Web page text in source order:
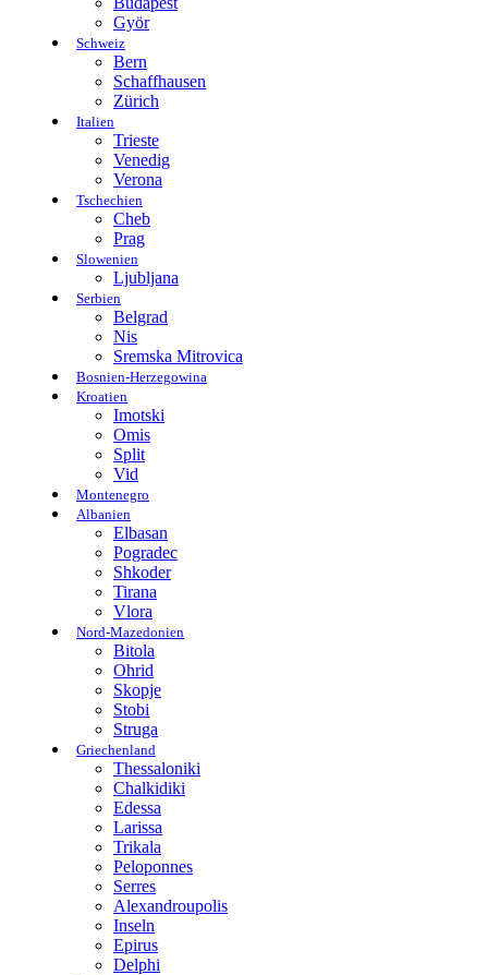
Györ
Schweiz
Bern
Schaffhausen
Zürich
Italien
Trieste
Venedig
Verona
Tschechien
Cheb
Prag
Slowenien
Ljubljana
Serbien
Belgrad
Nis
Sremska Mitrovica
Bosnien-Herzegowina
Kroatien
Imotski
Omis
Split
Vid
Montenegro
Albanien
Elbasan
Pogradec
Shkoder
Tirana
Vlora
Nord-Mazedonien
Bitola
Ohrid
Skopje
Stobi
Struga
Griechenland
Thessaloniki
Chalkidiki
Edessa
Larissa
Trikala
Peloponnes
Serres
Alexandroupolis
Inseln
Epirus
Delphi